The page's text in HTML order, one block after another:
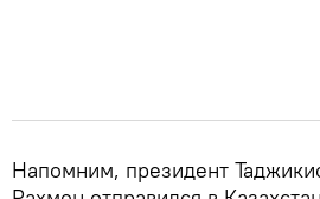
Напомним, президент